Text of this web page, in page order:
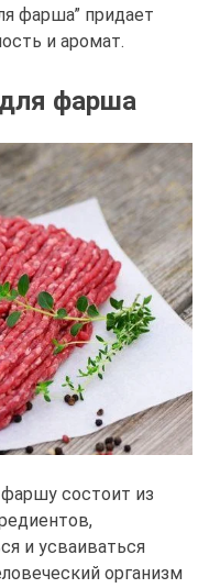
фарша” придает
и аромат.
фарша
состоит из
и усваиваться
организм